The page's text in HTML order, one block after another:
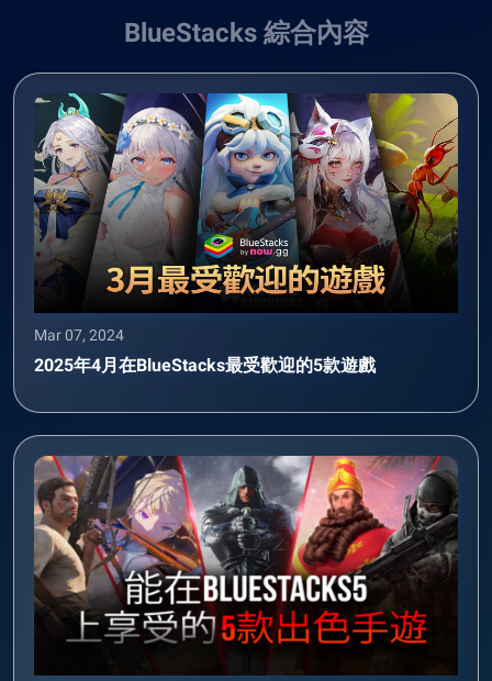
BlueStacks 綜合內容
Mar 07, 2024
2025年4月在BlueStacks最受歡迎的5款遊戲